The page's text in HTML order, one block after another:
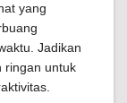
yang
Jadikan
ringan untuk